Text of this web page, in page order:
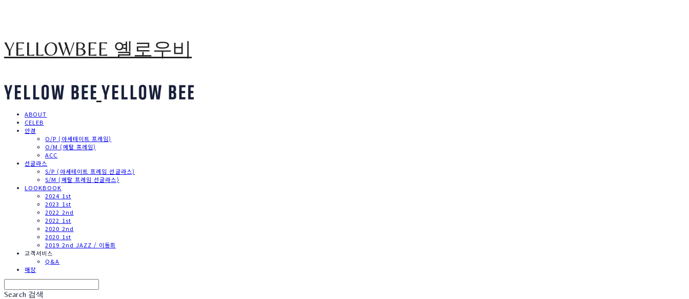
YELLOWBEE 옐로우비
ABOUT
CELEB
안경
O/P (아세테이트 프레임)
O/M (메탈 프레임)
ACC
선글라스
S/P (아세테이트 프레임 선글라스)
S/M (메탈 프레임 선글라스)
LOOKBOOK
2024 1st
2023 1st
2022 2nd
2022 1st
2020 2nd
2020 1st
2019 2nd JAZZ / 이동휘
고객서비스
Q&A
매장
Search 검색